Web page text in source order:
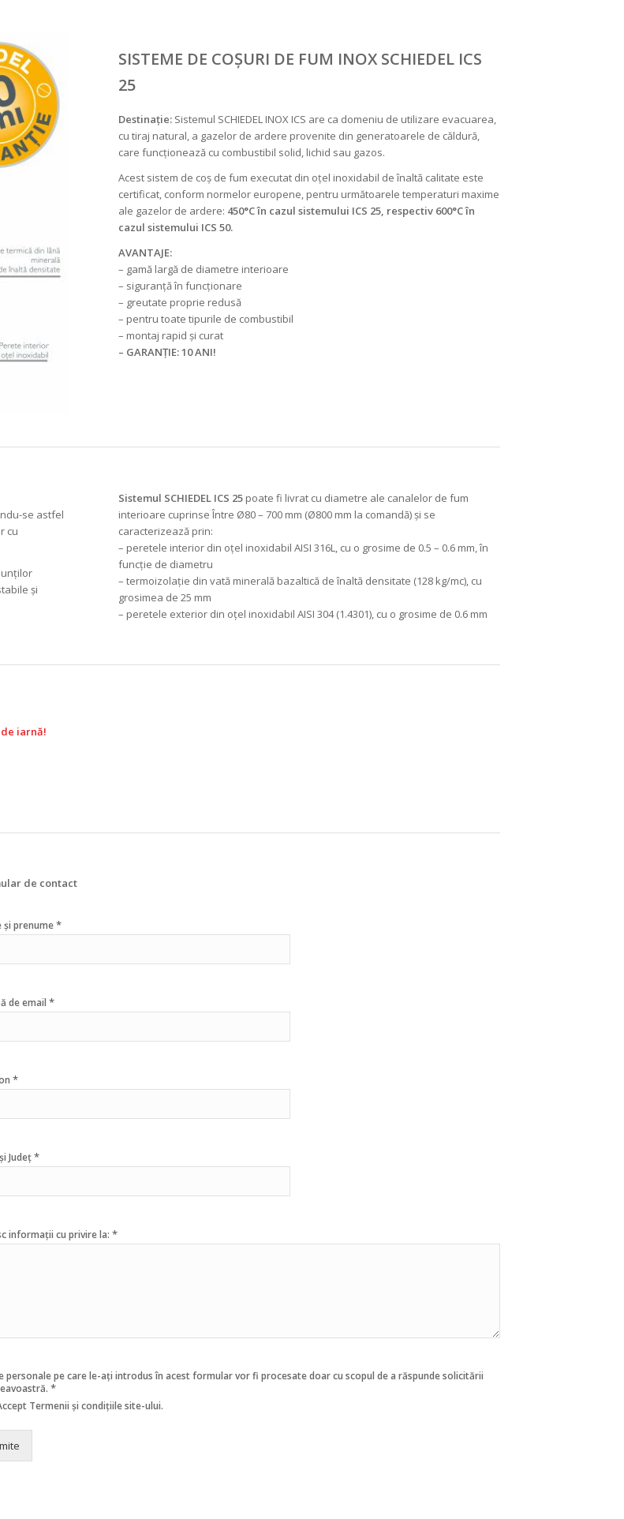
SISTEME DE COȘURI DE FUM INOX SCHIEDEL ICS
25
Destinație:Sistemul SCHIEDEL INOX ICS are ca domeniu de utilizare evacuarea,
cu tiraj natural, a gazelor de ardere provenite din generatoarele de căldură,
care funcționează cu combustibil solid, lichid sau gazos.
Acest sistem de coș de fum executat din oțel inoxidabil de înaltă calitate este
certificat, conform normelor europene, pentru următoarele temperaturi maxime
ale gazelor de ardere: 450°C în cazul sistemului ICS 25, respectiv 600°C în
cazul sistemului ICS 50.
AVANTAJE:
– gamă largă de diametre interioare
– siguranță în funcționare
– greutate proprie redusă
– pentru toate tipurile de combustibil
– montaj rapid și curat
– GARANȚIE: 10 ANI!
se astfel
cu
și
Sistemul SCHIEDEL ICS 25poate fi livrat cu diametre ale canalelor de fum
interioare cuprinse Între Ø80 – 700 mm (Ø800 mm la comandă) și se
caracterizează prin:
– peretele interior din oțel inoxidabil AISI 316L, cu o grosime de 0.5 – 0.6 mm, în
funcție de diametru
– termoizolație din vată minerală bazaltică de înaltă densitate (128 kg/mc), cu
grosimea de 25 mm
– peretele exterior din oțel inoxidabil AISI 304 (1.4301), cu o grosime de 0.6 mm
iarnă!
de contact
și prenume*
de email *
*
Județ*
informații cu privire la: *
personale pe care le-ați introdus în acest formular vor fi procesate doar cu scopul de a răspunde solicitării
*
Termenii și condițiilesite-ului.